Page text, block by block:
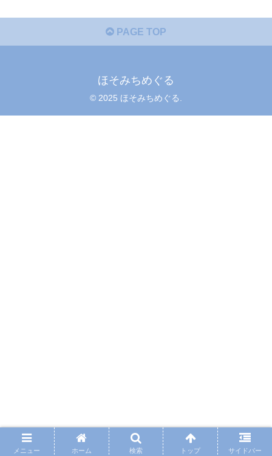
PAGE TOP
ほそみちめぐる
© 2025 ほそみちめぐる.
メニュー ホーム 検索 トップ サイドバー